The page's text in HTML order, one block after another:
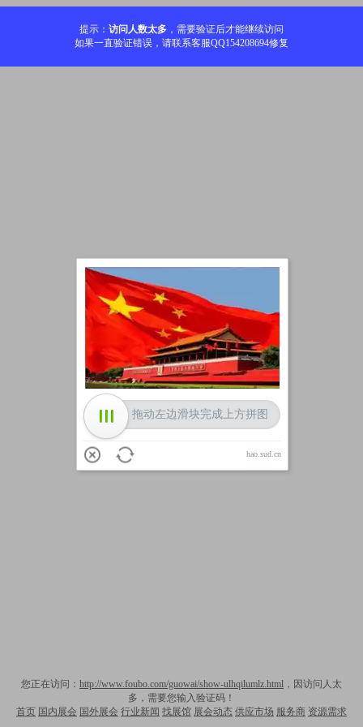
提示： 访问人数太多 ，需要验证后才能继续访问
如果一直验证错误，请联系客服QQ154208694修复
您正在访问： http://www.foubo.com/guowai/show-ulhqilumlz.html ，因访问人太
多，需要您输入验证码！
首页 国内展会 国外展会 行业新闻 找展馆 展会动态 供应市场 服务商 资源需求
加载中
拖动左边滑块完成上方拼图
hao.sud.cn